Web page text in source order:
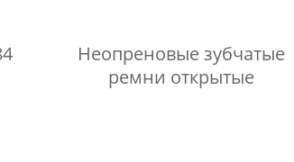
Неопреновые зубчатые
ремни открытые